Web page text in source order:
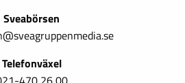
Sveabörsen
Telefonväxel